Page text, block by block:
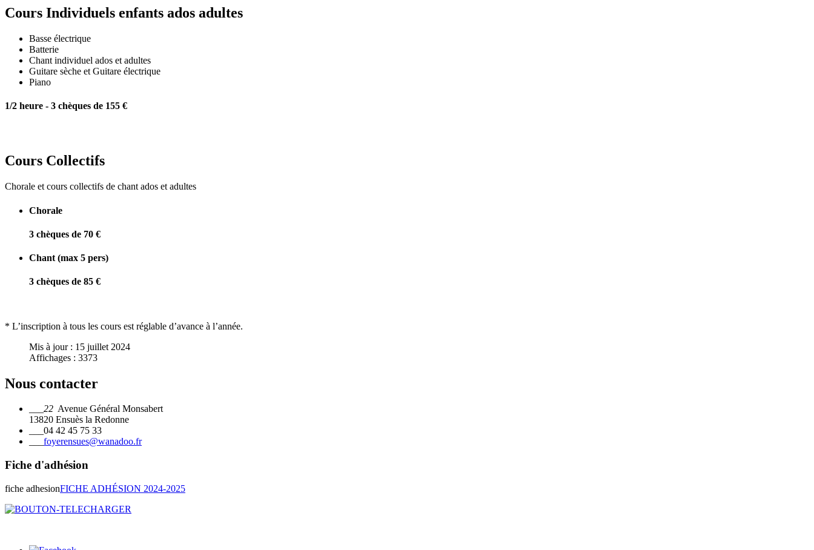
Cours Individuels enfants ados adultes
Basse électrique
Batterie
Chant individuel ados et adultes
Guitare sèche et Guitare électrique
Piano
1/2 heure - 3 chèques de 155 €
Cours Collectifs
Chorale et cours collectifs de chant ados et adultes
Chorale
3 chèques de 70 €
Chant (max 5 pers)
3 chèques de 85 €
* L’inscription à tous les cours est réglable d’avance à l’année.
Mis à jour : 15 juillet 2024
Affichages : 3373
Nous contacter
___22 Avenue Général Monsabert
13820 Ensuès la Redonne
04 42 45 75 33
foyerensues@wanadoo.fr
Fiche d'adhésion
fiche adhesionFICHE ADHÉSION 2024-2025